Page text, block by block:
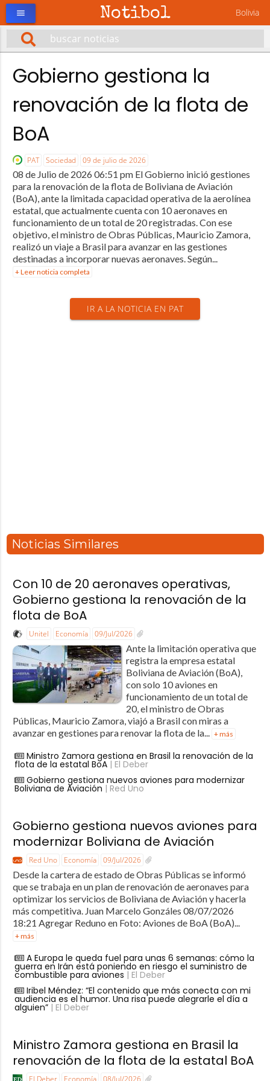
Notibol Bolivia
menu
Gobierno gestiona la
renovación de la flota de
BoA
PAT Sociedad 09 de julio de 2026
08 de Julio de 2026 06:51 pm El Gobierno inició gestiones
para la renovación de la flota de Boliviana de Aviación
(BoA), ante la limitada capacidad operativa de la aerolínea
estatal, que actualmente cuenta con 10 aeronaves en
funcionamiento de un total de 20 registradas. Con ese
objetivo, el ministro de Obras Públicas, Mauricio Zamora,
realizó un viaje a Brasil para avanzar en las gestiones
destinadas a incorporar nuevas aeronaves. Según...
+ Leer noticia completa
IR A LA NOTICIA EN PAT
Noticias Similares
Con 10 de 20 aeronaves operativas,
Gobierno gestiona la renovación de la
flota de BoA
Unitel Economía 09/Jul/2026
Ante la limitación operativa que
registra la empresa estatal
Boliviana de Aviación (BoA),
con solo 10 aviones en
funcionamiento de un total de
20, el ministro de Obras
Públicas, Mauricio Zamora, viajó a Brasil con miras a
avanzar en gestiones para renovar la flota de la... + más
Ministro Zamora gestiona en Brasil la renovación de la
flota de la estatal BoA| El Deber
Gobierno gestiona nuevos aviones para modernizar
Boliviana de Aviación | Red Uno
Gobierno gestiona nuevos aviones para
modernizar Boliviana de Aviación
Red Uno Economía 09/Jul/2026
Desde la cartera de estado de Obras Públicas se informó
que se trabaja en un plan de renovación de aeronaves para
optimizar los servicios de Boliviana de Aviación y hacerla
más competitiva. Juan Marcelo Gonzáles 08/07/2026
18:21 Agregar Reduno en Foto: Aviones de BoA (BoA)...
+ más
A Europa le queda fuel para unas 6 semanas: cómo la
guerra en Irán está poniendo en riesgo el suministro de
combustible para aviones | El Deber
Iribel Méndez: “El contenido que más conecta con mi
audiencia es el humor. Una risa puede alegrarle el día a
alguien”| El Deber
Ministro Zamora gestiona en Brasil la
renovación de la flota de la estatal BoA
El Deber Economía 08/Jul/2026